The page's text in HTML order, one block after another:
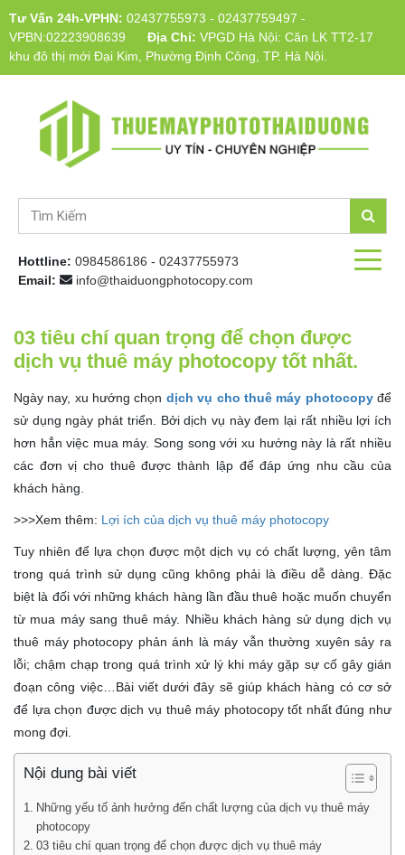
Tư Vấn 24h-VPHN: 02437755973 - 02437759497 -
VPBN:02223908639
Địa Chỉ: VPGD Hà Nội: Căn LK TT2-17
khu đô thị mới Đại Kim, Phường Định Công, TP. Hà Nội.
Hottline: 0984586186 - 02437755973
Email:
info@thaiduongphotocopy.com
03 tiêu chí quan trọng để chọn được
dịch vụ thuê máy photocopy tốt nhất.
Ngày nay, xu hướng chọn dịch vụ cho thuê máy photocopyđể
sử dụng ngày phát triển. Bởi dịch vụ này đem lại rất nhiều lợi ích
hơn hẳn việc mua máy. Song song với xu hướng này là rất nhiều
các đơn vị cho thuê được thành lập để đáp ứng nhu cầu của
khách hàng.
>>>Xem thêm: Lợi ích của dịch vụ thuê máy photocopy
Tuy nhiên để lựa chọn được một dịch vụ có chất lượng, yên tâm
trong quá trình sử dụng cũng không phải là điều dễ dàng. Đặc
biệt là đối với những khách hàng lần đầu thuê hoặc muốn chuyển
từ mua máy sang thuê máy. Nhiều khách hàng sử dụng dịch vụ
thuê máy photocopy phản ánh là máy vẫn thường xuyên sảy ra
lỗi; chậm chạp trong quá trình xử lý khi máy gặp sự cố gây gián
đoạn công việc…Bài viết dưới đây sẽ giúp khách hàng có cơ sở
để lựa chọn được dịch vụ thuê máy photocopy tốt nhất đúng như
mong đợi.
Nội dung bài viết
Những yếu tố ảnh hưởng đến chất lượng của dịch vụ thuê máy
photocopy
03 tiêu chí quan trọng để chọn được dịch vụ thuê máy